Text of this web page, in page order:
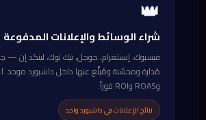
👑
شراء الوسائط والإعلانات المدفوعة
فيسبوك، إنستغرام، جوجل، تيك توك، لينكد إن —
وROAS وROI فوراً.
نتائج الإعلانات في داشبورد واحد